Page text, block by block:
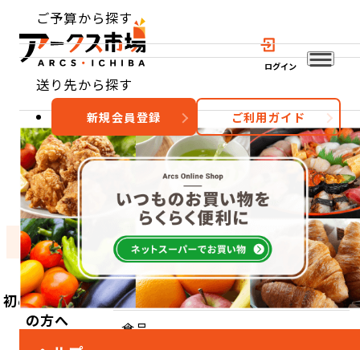
ログイン
ご予算から探す
送り先から探す
新規会員登録 ご利用ガイド
おすすめ 特集 カテゴリー
カテゴリーから探す 食品
初めてご利用
の方へ
食品